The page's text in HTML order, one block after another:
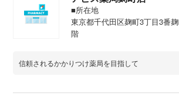
■所在地
東京都千代田区麹町3丁目3番
階
信頼されるかかりつけ薬局を目指して